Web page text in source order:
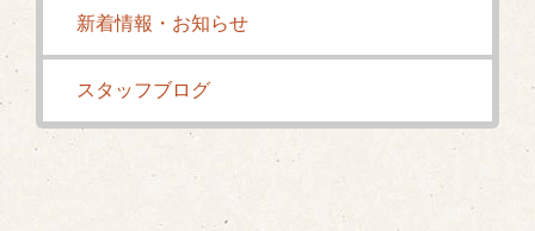
新着情報・お知らせ
スタッフブログ